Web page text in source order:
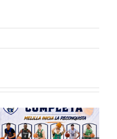
FEB y la
Copa